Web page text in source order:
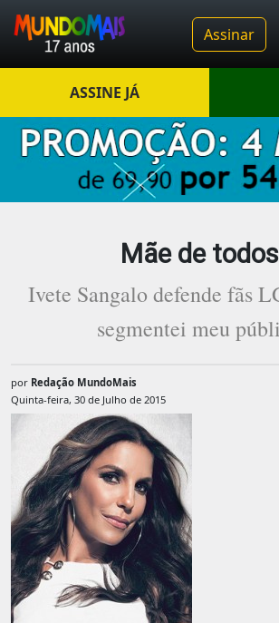
Assinar
ASSINE JÁ
Mãe de
Ivete Sangalo defende fãs
segmentei meu
por Redação MundoMais
Quinta-feira, 30 de Julho de 2015